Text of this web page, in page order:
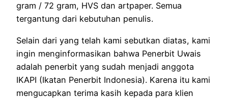
gram / 72 gram, HVS dan artpaper. Semua
tergantung dari kebutuhan penulis.
Selain dari yang telah kami sebutkan diatas, kami
ingin menginformasikan bahwa Penerbit Uwais
adalah penerbit yang sudah menjadi anggota
IKAPI (Ikatan Penerbit Indonesia). Karena itu kami
mengucapkan terima kasih kepada para klien